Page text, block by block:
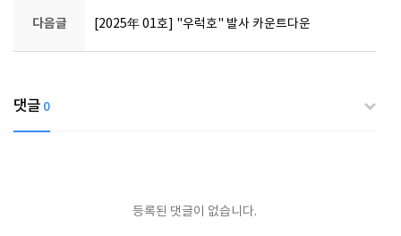
다음글 [2025年 01호] "우럭호" 발사 카운트다운
댓글 0
등록된 댓글이 없습니다.